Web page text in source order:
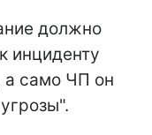
должно
инциденту
а само ЧП он